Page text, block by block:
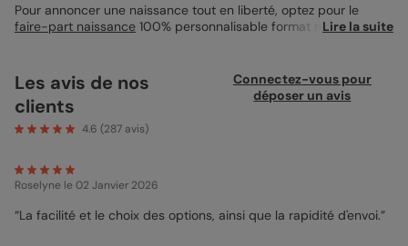
Pour annoncer une naissance tout en liberté, optez pour le
faire-part naissance 100% personnalisable format marque-
Chaque face est modifiable à souhait, pour y glisser autant de
souvenirs que vous le souhaitez. Idéalement imprimé sur papier
création, ce faire-part naissance mettra en valeur votre grain
de folie comme vos plus tendres instants. À vous de jouer !
Lire la suite
Les avis de nos
clients
4.6 (287 avis)
Connectez-vous pour
déposer un avis
Roselyne le 02 Janvier 2026
“La facilité et le choix des options, ainsi que la rapidité d'envoi.”